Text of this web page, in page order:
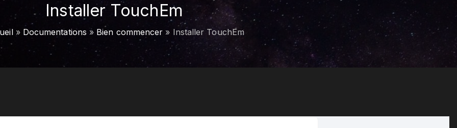
Installer TouchEm
» Documentations » Bien commencer » Installer TouchEm